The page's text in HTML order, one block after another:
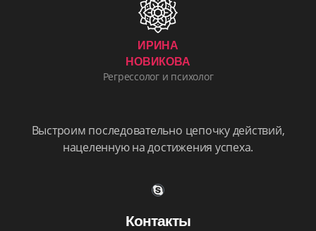
ИРИНА
НОВИКОВА
Регрессолог и психолог
Выстроим последовательно цепочку действий,
нацеленную на достижения успеха.
Контакты